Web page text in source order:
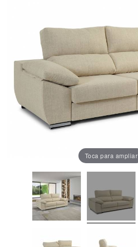
Dormitorio
Oficina
Lámparas
Toca para ampliar